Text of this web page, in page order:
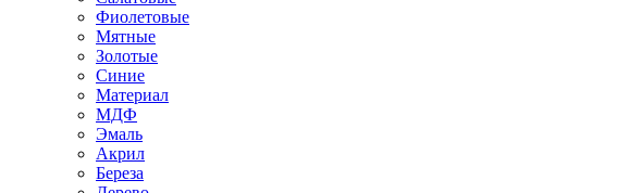
Фиолетовые
Мятные
Золотые
Синие
Материал
МДФ
Эмаль
Акрил
Береза